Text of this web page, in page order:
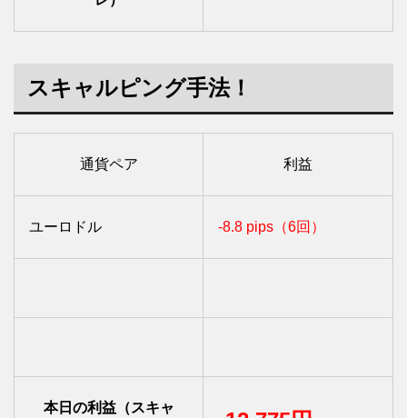
スキャルピング手法！
通貨ペア 利益
ユーロドル -8.8 pips（6回）
本日の利益（スキャ